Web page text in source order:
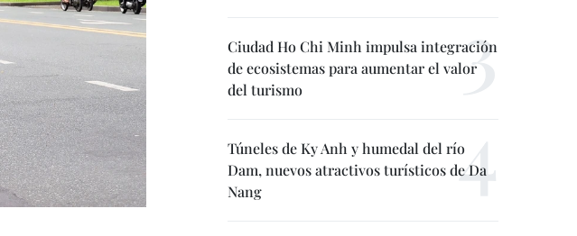
Ciudad Ho Chi Minh impulsa integración
de ecosistemas para aumentar el valor
del turismo
Túneles de Ky Anh y humedal del río
Dam, nuevos atractivos turísticos de Da
Nang